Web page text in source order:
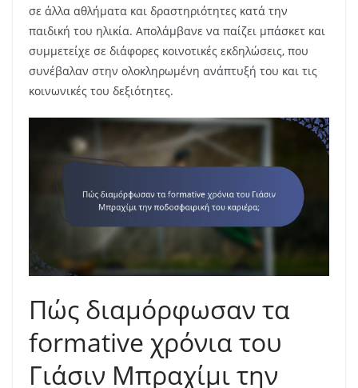
σε άλλα αθλήματα και δραστηριότητες κατά την
παιδική του ηλικία. Απολάμβανε να παίζει μπάσκετ και
συμμετείχε σε διάφορες κοινοτικές εκδηλώσεις, που
συνέβαλαν στην ολοκληρωμένη ανάπτυξή του και τις
κοινωνικές του δεξιότητες.
Πώς διαμόρφωσαν τα
formative χρόνια του
Γιάσιν Μπραχίμι την